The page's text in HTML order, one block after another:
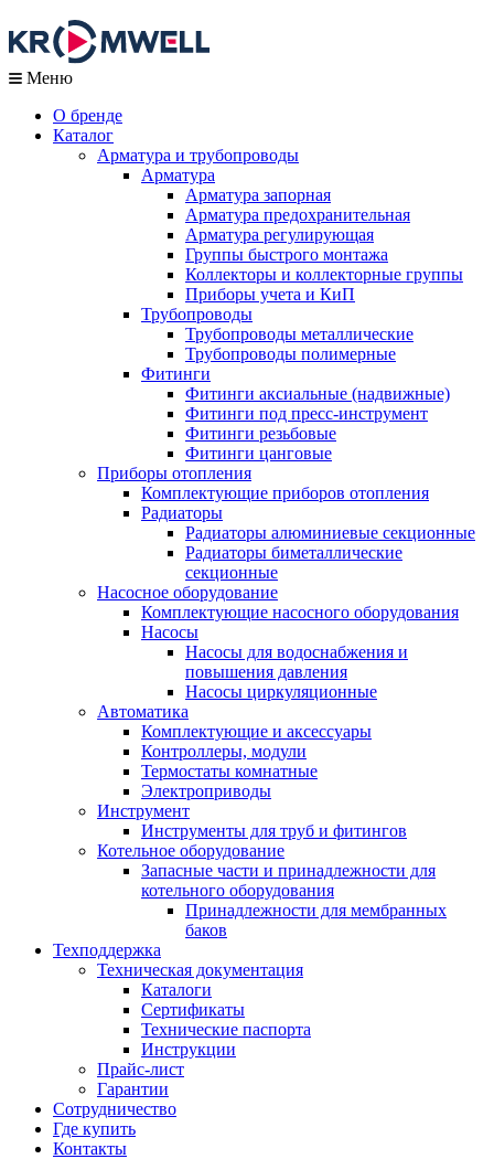
Меню
О бренде
Каталог
Арматура и трубопроводы
Арматура
Арматура запорная
Арматура предохранительная
Арматура регулирующая
Группы быстрого монтажа
Коллекторы и коллекторные группы
Приборы учета и КиП
Трубопроводы
Трубопроводы металлические
Трубопроводы полимерные
Фитинги
Фитинги аксиальные (надвижные)
Фитинги под пресс-инструмент
Фитинги резьбовые
Фитинги цанговые
Приборы отопления
Комплектующие приборов отопления
Радиаторы
Радиаторы алюминиевые секционные
Радиаторы биметаллические
секционные
Насосное оборудование
Комплектующие насосного оборудования
Насосы
Насосы для водоснабжения и
повышения давления
Насосы циркуляционные
Автоматика
Комплектующие и аксессуары
Контроллеры, модули
Термостаты комнатные
Электроприводы
Инструмент
Инструменты для труб и фитингов
Котельное оборудование
Запасные части и принадлежности для
котельного оборудования
Принадлежности для мембранных
баков
Техподдержка
Техническая документация
Каталоги
Сертификаты
Технические паспорта
Инструкции
Прайс-лист
Гарантии
Сотрудничество
Где купить
Контакты